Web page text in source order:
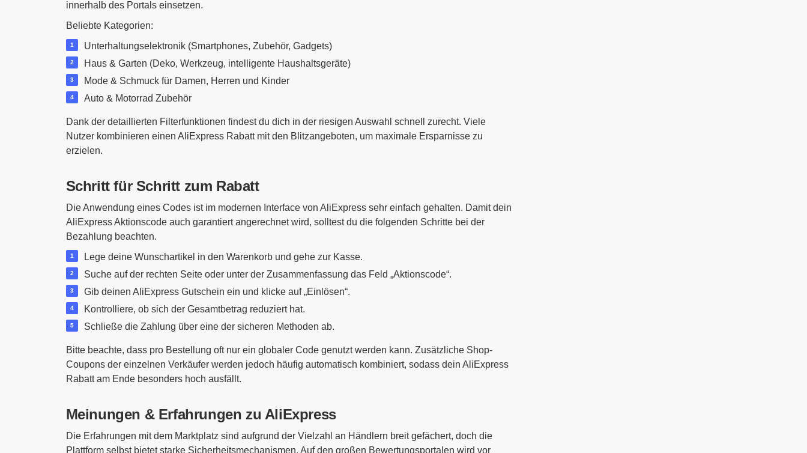
innerhalb des Portals einsetzen.
Beliebte Kategorien:
Unterhaltungselektronik (Smartphones, Zubehör, Gadgets)
Haus & Garten (Deko, Werkzeug, intelligente Haushaltsgeräte)
Mode & Schmuck für Damen, Herren und Kinder
Auto & Motorrad Zubehör
Dank der detaillierten Filterfunktionen findest du dich in der riesigen Auswahl schnell zurecht. Viele
Nutzer kombinieren einen AliExpress Rabatt mit den Blitzangeboten, um maximale Ersparnisse zu
erzielen.
Schritt für Schritt zum Rabatt
Die Anwendung eines Codes ist im modernen Interface von AliExpress sehr einfach gehalten. Damit dein
AliExpress Aktionscode auch garantiert angerechnet wird, solltest du die folgenden Schritte bei der
Bezahlung beachten.
Lege deine Wunschartikel in den Warenkorb und gehe zur Kasse.
Suche auf der rechten Seite oder unter der Zusammenfassung das Feld „Aktionscode“.
Gib deinen AliExpress Gutschein ein und klicke auf „Einlösen“.
Kontrolliere, ob sich der Gesamtbetrag reduziert hat.
Schließe die Zahlung über eine der sicheren Methoden ab.
Bitte beachte, dass pro Bestellung oft nur ein globaler Code genutzt werden kann. Zusätzliche Shop-
Coupons der einzelnen Verkäufer werden jedoch häufig automatisch kombiniert, sodass dein AliExpress
Rabatt am Ende besonders hoch ausfällt.
Meinungen & Erfahrungen zu AliExpress
Die Erfahrungen mit dem Marktplatz sind aufgrund der Vielzahl an Händlern breit gefächert, doch die
Plattform selbst bietet starke Sicherheitsmechanismen. Auf den großen Bewertungsportalen wird vor